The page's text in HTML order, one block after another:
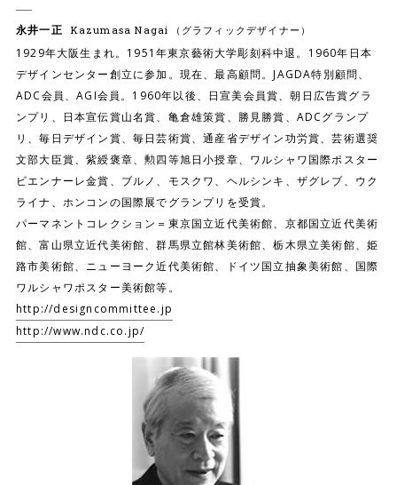
永井一正 Kazumasa Nagai （グラフィックデザイナー）
1929年大阪生まれ。1951年東京藝術大学彫刻科中退。1960年日本
デザインセンター創立に参加。現在、最高顧問。JAGDA特別顧問、
ADC会員、AGI会員。1960年以後、日宣美会員賞、朝日広告賞グラ
ンプリ、日本宣伝賞山名賞、亀倉雄策賞、勝見勝賞、ADCグランプ
リ、毎日デザイン賞、毎日芸術賞、通産省デザイン功労賞、芸術選奨
文部大臣賞、紫綬褒章、勲四等旭日小授章、ワルシャワ国際ポスター
ビエンナーレ金賞、ブルノ、モスクワ、ヘルシンキ、ザグレブ、ウク
ライナ、ホンコンの国際展でグランプリを受賞。
パーマネントコレクション＝東京国立近代美術館、京都国立近代美術
館、富山県立近代美術館、群馬県立館林美術館、栃木県立美術館、姫
路市美術館、ニューヨーク近代美術館、ドイツ国立抽象美術館、国際
ワルシャワポスター美術館等。
http://designcommittee.jp
http://www.ndc.co.jp/